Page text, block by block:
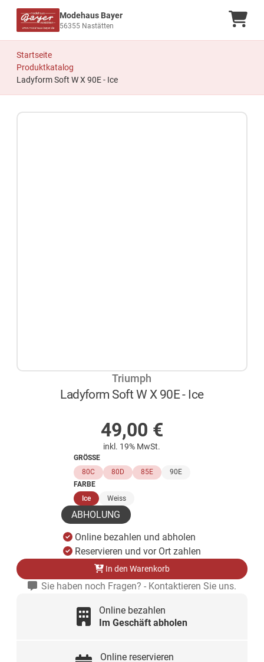
Modehaus Bayer
56355 Nastätten
Startseite
Produktkatalog
Ladyform Soft W X 90E - Ice
Triumph
Ladyform Soft W X 90E - Ice
49,00 €
inkl. 19% MwSt.
GRÖSSE
80C
80D 85E
90E
FARBE
Ice(ausgewählt)
Weiss
ABHOLUNG
Online bezahlen und abholen
Reservieren und vor Ort zahlen
In den Warenkorb
Sie haben noch Fragen? - Kontaktieren Sie uns.
Online bezahlen
Im Geschäft abholen
Online reservieren